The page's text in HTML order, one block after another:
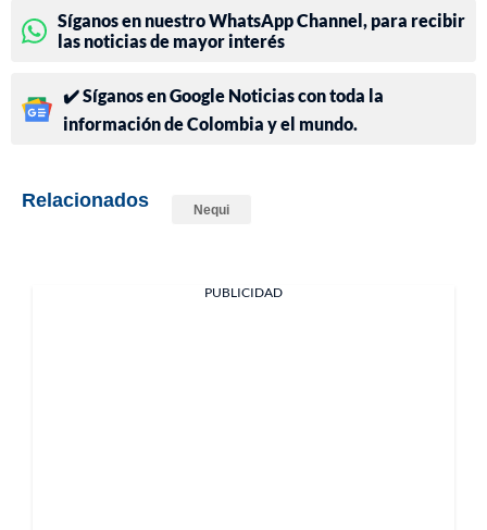
Síganos en nuestro WhatsApp Channel, para recibir
las noticias de mayor interés
✔️ Síganos en Google Noticias con toda la
información de Colombia y el mundo.
Relacionados Nequi
PUBLICIDAD